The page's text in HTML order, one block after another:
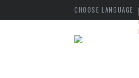
CHOOSE LANGUAGE